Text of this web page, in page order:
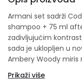
Armani set sadrži
shampoo + 75 ml aftershave
zadivljujućim
sada je uklopljen u
Ambery Woody miris
i osjetljive muškosti
Prikaži više